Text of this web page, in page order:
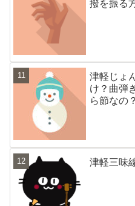
撥を振る
津軽じょ
け？曲弾
ら節なの
津軽三味